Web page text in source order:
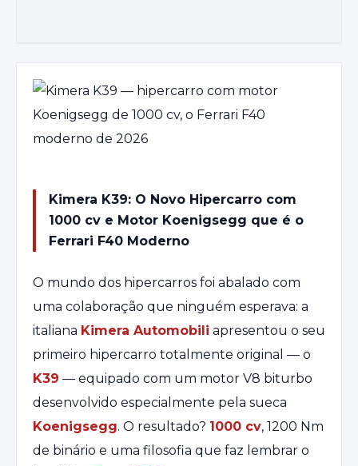
Kimera K39: O Novo Hipercarro com
1000 cv e Motor Koenigsegg que é o
Ferrari F40 Moderno
O mundo dos hipercarros foi abalado com
uma colaboração que ninguém esperava: a
italiana Kimera Automobili apresentou o seu
primeiro hipercarro totalmente original — o
K39 — equipado com um motor V8 biturbo
desenvolvido especialmente pela sueca
Koenigsegg. O resultado? 1000 cv, 1200 Nm
de binário e uma filosofia que faz lembrar o